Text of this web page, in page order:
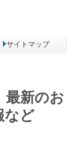
サイトマップ
新のお
など